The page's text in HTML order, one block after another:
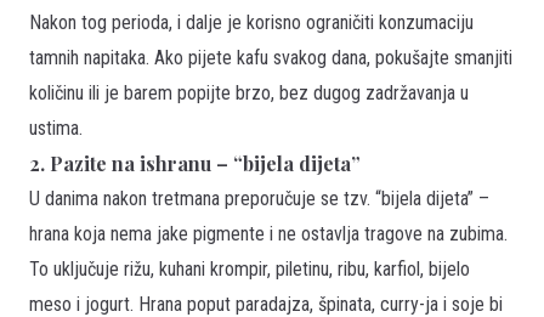
Nakon tog perioda, i dalje je korisno ograničiti konzumaciju
tamnih napitaka. Ako pijete kafu svakog dana, pokušajte smanjiti
količinu ili je barem popijte brzo, bez dugog zadržavanja u
ustima.
2. Pazite na ishranu – “bijela dijeta”
U danima nakon tretmana preporučuje se tzv. “bijela dijeta” –
hrana koja nema jake pigmente i ne ostavlja tragove na zubima.
To uključuje rižu, kuhani krompir, piletinu, ribu, karfiol, bijelo
meso i jogurt. Hrana poput paradajza, špinata, curry-ja i soje bi